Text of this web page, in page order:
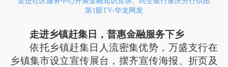
第1眼TV-华龙网发
走进乡镇赶集日，普惠金融服务下乡
依托乡镇赶集日人流密集优势，万盛支行在
乡镇集市设立宣传展台，摆齐宣传海报、折页及